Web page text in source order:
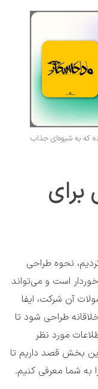
که به شیوه‌ای جذاب
نحوه طراحی
است و می‌تواند
آن شرکت، ایفا
طراحی شود تا
مورد نظر
بخش قصد داریم تا
به شما معرفی کنیم.